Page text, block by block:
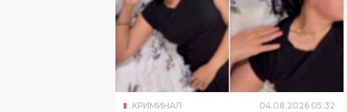
КРИМИНАЛ 04.08.2026 05:32